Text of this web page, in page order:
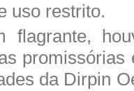
uso restrito.
flagrante,
promissórias
da Dirpin